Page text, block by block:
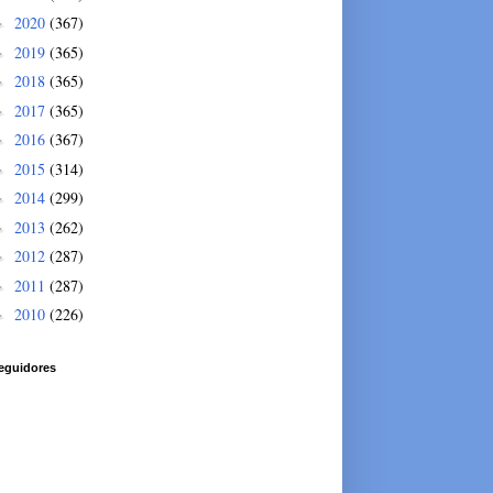
2020 (367)
2019 (365)
2018 (365)
2017 (365)
2016 (367)
2015 (314)
2014 (299)
2013 (262)
2012 (287)
2011 (287)
2010 (226)